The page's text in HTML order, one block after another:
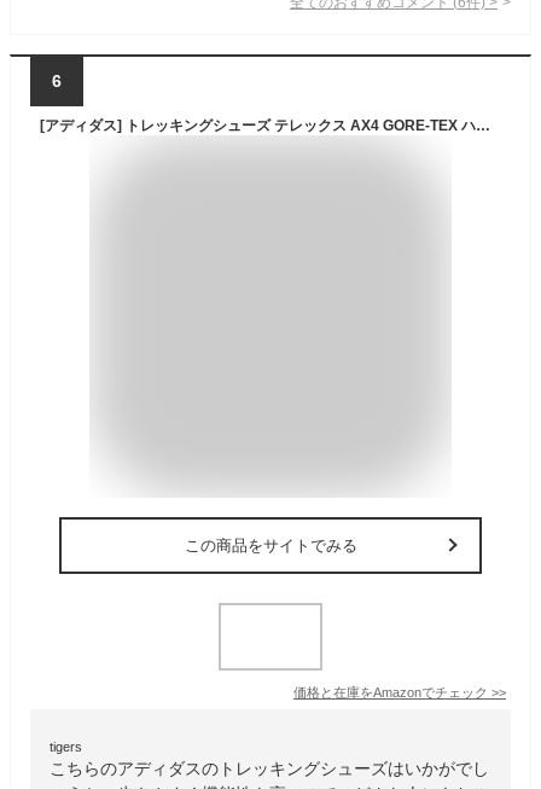
6
[アディダス] トレッキングシューズ テレックス AX4 GORE-TEX ハイキング LTG54 コアブラック/コアブラック/グレーフォー(IE2570) 26.0 cm
この商品をサイトでみる
価格と在庫をAmazonでチェック >>
tigers
こちらのアディダスのトレッキングシューズはいかがでし